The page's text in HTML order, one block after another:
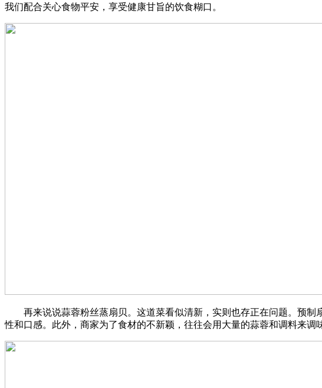
我们配合关心食物平安，享受健康甘旨的饮食糊口。
再来说说蒜蓉粉丝蒸扇贝。这道菜看似清新，实则也存正在问题。预制
性和口感。此外，商家为了食材的不新颖，往往会用大量的蒜蓉和调料来调